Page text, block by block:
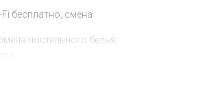
Fi бесплатно, смена
постельного белья,